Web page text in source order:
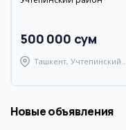
500 000 сум
Ташкент, Учтепинский
Новые объявления